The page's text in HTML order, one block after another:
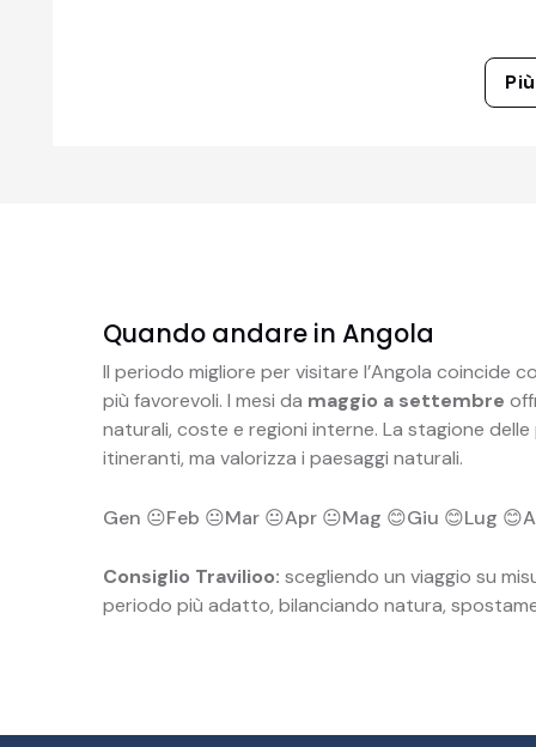
Quando andare in Angola
Il periodo migliore per visitare l’Angola coincide
più favorevoli. I mesi da maggio a settembre
naturali, coste e regioni interne. La stagione
itineranti, ma valorizza i paesaggi naturali.
Gen 😐Feb 😐Mar 😐Apr 😐Mag 😊Giu 😊Lug 😊
Consiglio Travilioo: scegliendo un viaggio su
periodo più adatto, bilanciando natura,